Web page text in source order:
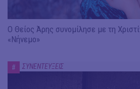
Ο Θείος Άρης συνομίλησε με τη
«Νήνεμο»
# ΣΥΝΕΝΤΕΥΞΕΙΣ